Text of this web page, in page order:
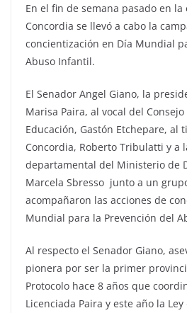
En el fin de semana pasado en la
Concordia se llevó a cabo la
concientización en Día Mundial
Abuso Infantil.
El Senador Angel Giano, la
Marisa Paira, al vocal del
Educación, Gastón Etchepare, al
Concordia, Roberto Tribulatti y a
departamental del Ministerio de
Marcela Sbresso junto a un
acompañaron las acciones de
Mundial para la Prevención del
Al respecto el Senador Giano,
pionera por ser la primer
Protocolo hace 8 años que
Licenciada Paira y este año la